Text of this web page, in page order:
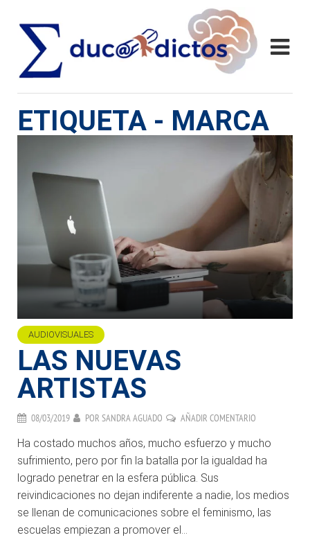
ETIQUETA - MARCA
AUDIOVISUALES
LAS NUEVAS
ARTISTAS
08/03/2019 POR SANDRA AGUADO AÑADIR COMENTARIO
Ha costado muchos años, mucho esfuerzo y mucho
sufrimiento, pero por fin la batalla por la igualdad ha
logrado penetrar en la esfera pública. Sus
reivindicaciones no dejan indiferente a nadie, los medios
se llenan de comunicaciones sobre el feminismo, las
escuelas empiezan a promover el...